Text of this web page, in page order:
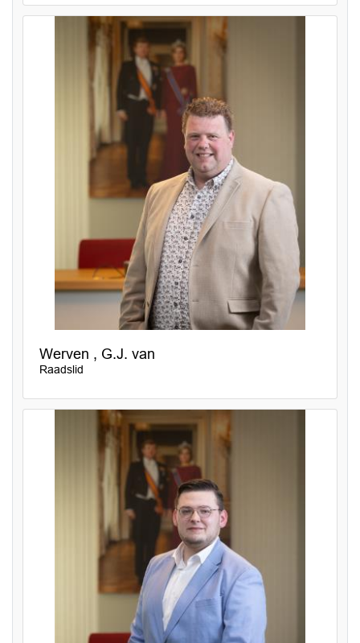
Werven , G.J. van
Raadslid